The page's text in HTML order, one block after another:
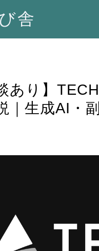
舎
あり】
｜生成AI・